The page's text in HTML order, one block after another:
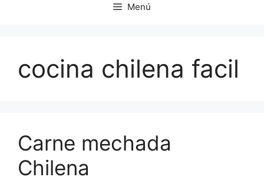
Menú
cocina chilena facil
Carne mechada
Chilena